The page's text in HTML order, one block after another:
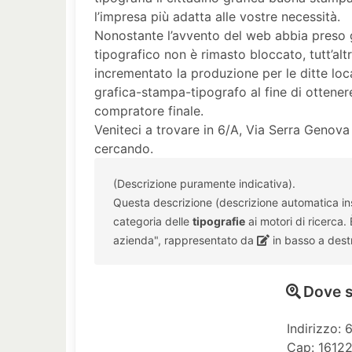
l’impresa più adatta alle vostre necessità.
Nonostante l’avvento del web abbia
tipografico non è rimasto bloccato,
incrementato la produzione per le ditte
grafica-stampa-tipografo al fine di
compratore finale.
Veniteci a trovare in 6/A, Via Serra
cercando.
(Descrizione puramente indicativa).
Questa descrizione (descrizione automatica
categoria delle tipografie ai motori di ricerca.
azienda", rappresentato da
in basso a
Dove
Indirizzo:
Cap: